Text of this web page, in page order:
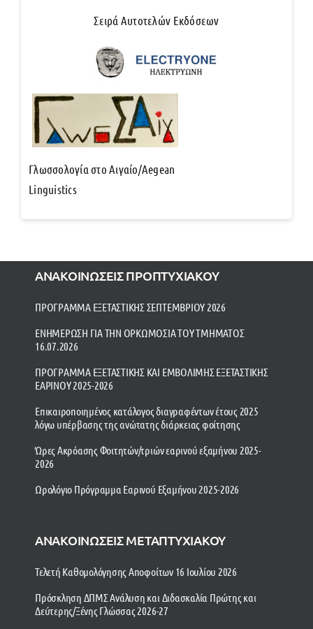
Σειρά Αυτοτελών Εκδόσεων
Γλωσσολογία στο Αιγαίο/Aegean
Linguistics
ΑΝΑΚΟΙΝΩΣΕΙΣ ΠΡΟΠΤΥΧΙΑΚΟΥ
ΠΡΟΓΡΑΜΜΑ ΕΞΕΤΑΣΤΙΚΗΣ ΣΕΠΤΕΜΒΡΙΟΥ 2026
ΕΝΗΜΕΡΩΣΗ ΓΙΑ ΤΗΝ ΟΡΚΩΜΟΣΙΑ ΤΟΥ ΤΜΗΜΑΤΟΣ
16.07.2026
ΠΡΟΓΡΑΜΜΑ ΕΞΕΤΑΣΤΙΚΗΣ ΚΑΙ ΕΜΒΟΛΙΜΗΣ ΕΞΕΤΑΣΤΙΚΗΣ
ΕΑΡΙΝΟΥ 2025-2026
Επικαιροποιημένος κατάλογος διαγραφέντων έτους 2025
λόγω υπέρβασης της ανώτατης διάρκειας φοίτησης
Ώρες Ακρόασης Φοιτητών/τριών εαρινού εξαμήνου 2025-
2026
Ωρολόγιο Πρόγραμμα Εαρινού Εξαμήνου 2025-2026
ΑΝΑΚΟΙΝΩΣΕΙΣ ΜΕΤΑΠΤΥΧΙΑΚΟΥ
Τελετή Καθομολόγησης Αποφοίτων 16 Ιουλίου 2026
Πρόσκληση ΔΠΜΣ Ανάλυση και Διδασκαλία Πρώτης και
Δεύτερης/Ξένης Γλώσσας 2026-27